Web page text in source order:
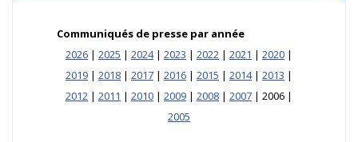
Communiqués de presse par année
2026 | 2025 | 2024| 2023 | 2022 | 2021 | 2020 |
2019 | 2018 | 2017 | 2016 | 2015 | 2014| 2013 |
2012 | 2011 | 2010 | 2009 | 2008 | 2007 | 2006 |
2005